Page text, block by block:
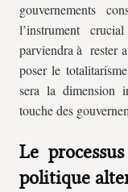
gouvernements
l’instrument
parviendra à rester
poser le
sera la dimension
touche des
Le
politique